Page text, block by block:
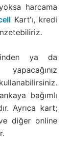
harcama
Kart’ı, kredi
ya da
bağımlı
Ayrıca kart;
diğer online